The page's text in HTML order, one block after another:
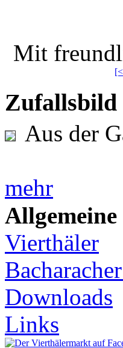
Mit
Zufallsbild
Aus der
mehr
Vierthäler
Downloads
Links